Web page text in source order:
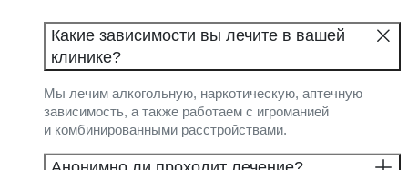
Какие зависимости вы лечите в вашей
клинике?
Мы лечим алкогольную, наркотическую, аптечную
зависимость, а также работаем с игроманией
и комбинированными расстройствами.